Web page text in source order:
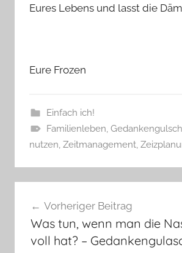
Eures Lebens und lasst die
Eure Frozen
Einfach ich!
Familienleben, Gedankengulsch
nutzen, Zeitmanagement,
Vorheriger Beitrag
Was tun, wenn man die
voll hat? –